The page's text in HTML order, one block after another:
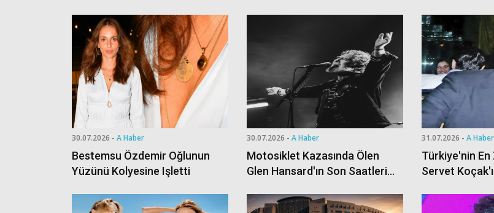
30.07.2026 - A Haber
Bestemsu Özdemir Oğlunun
Yüzünü Kolyesine Işletti
30.07.2026 - A Haber
Motosiklet Kazasında Ölen
Glen Hansard'ın Son Saatleri
31.07.2026 - A Haber
Türkiye'nin En
Servet